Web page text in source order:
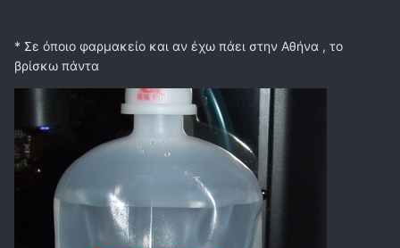
* Σε όποιο φαρμακείο και αν έχω πάει στην Αθήνα , το
βρίσκω πάντα